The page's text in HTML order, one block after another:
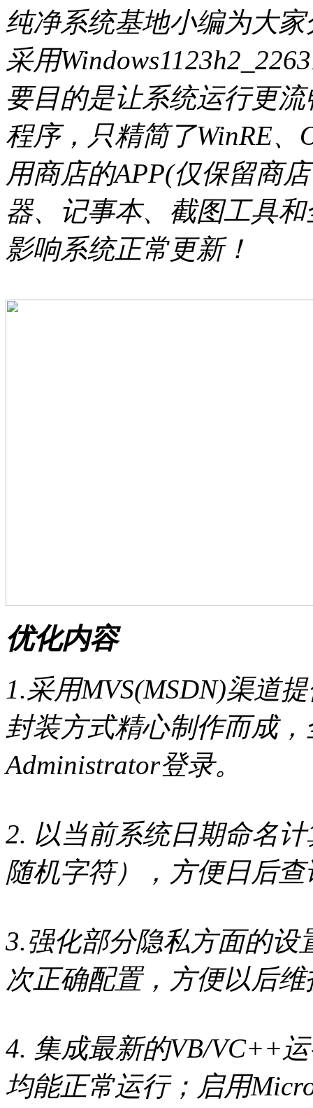
纯净系统基地小编为大
采用
要目的是让系统运行更
程序，只精简了WinRE
用商店的APP(仅保留商
器、记事本、截图工具
影响系统正常更新！
优化内容
1.采用MVS(MSDN)渠道
封装方式精心制作而成
Administrator登录。
2. 以当前系统日期命名
随机字符），方便日后
3.强化部分隐私方面的设
次正确配置，方便以后维
4. 集成最新的VB/VC++
均能正常运行；启用